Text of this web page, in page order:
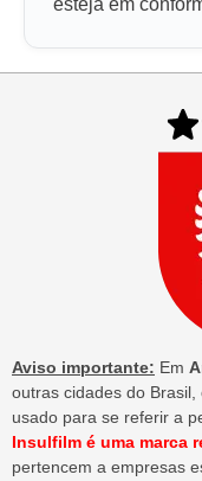
esteja em
Aviso importante: Em
outras cidades do
usado para se referir a
Insulfilm é uma marca
pertencem a empresas